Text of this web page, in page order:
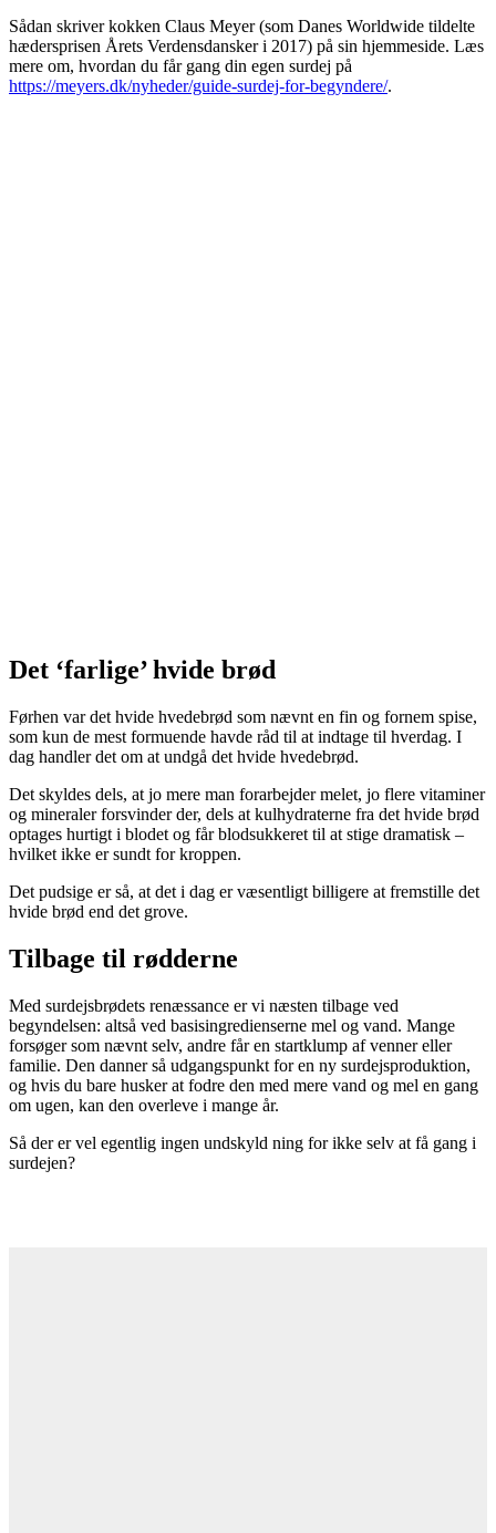
Sådan skriver kokken Claus Meyer (som Danes Worldwide tildelte
hædersprisen Årets Verdensdansker i 2017) på sin hjem­meside. Læs
mere om, hvordan du får gang din egen surdej på
https://meyers.dk/nyheder/guide-surdej-for-begyndere/.
Det ‘farlige’ hvide brød
Førhen var det hvide hvedebrød som nævnt en fin og fornem spise,
som kun de mest formuende havde råd til at indtage til hverdag. I
dag handler det om at undgå det hvide hvedebrød.
Det skyldes dels, at jo mere man forar­bejder melet, jo flere vitaminer
og mine­raler forsvinder der, dels at kulhydraterne fra det hvide brød
optages hurtigt i blodet og får blodsukkeret til at stige dramatisk –
hvilket ikke er sundt for kroppen.
Det pudsige er så, at det i dag er væsent­ligt billigere at fremstille det
hvide brød end det grove.
Tilbage til rødderne
Med surdejsbrødets renæssance er vi næ­sten tilbage ved
begyndelsen: altså ved basisingredienserne mel og vand. Mange
forsøger som nævnt selv, andre får en startklump af venner eller
familie. Den danner så udgangspunkt for en ny surdejs­produktion,
og hvis du bare husker at fod­re den med mere vand og mel en gang
om ugen, kan den overleve i mange år.
Så der er vel egentlig ingen undskyld­ ning for ikke selv at få gang i
surdejen?